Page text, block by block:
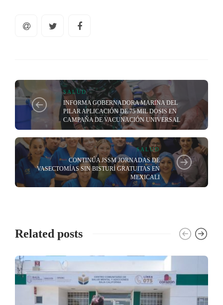
SALUD
INFORMA GOBERNADORA MARINA DEL
PILAR APLICACIÓN DE 75 MIL DOSIS EN
CAMPAÑA DE VACUNACIÓN UNIVERSAL
SALUD
CONTINÚA JSSM JORNADAS DE
VASECTOMÍAS SIN BISTURÍ GRATUITAS EN
MEXICALI
Related posts